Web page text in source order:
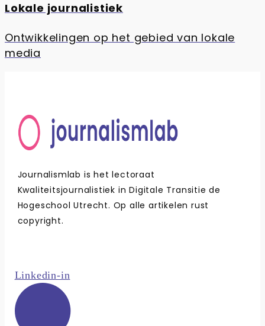
Lokale journalistiek
Ontwikkelingen op het gebied van lokale
media
Journalismlab is het lectoraat
Kwaliteitsjournalistiek in Digitale Transitie de
Hogeschool Utrecht. Op alle artikelen rust
copyright.
Linkedin-in